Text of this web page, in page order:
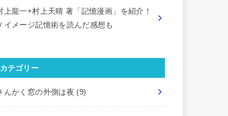
上龍一+村上天晴 著「記憶漫画」を紹介！
イメージ記憶術を読んだ感想も
カテゴリー
んかく窓の外側は夜 (9)